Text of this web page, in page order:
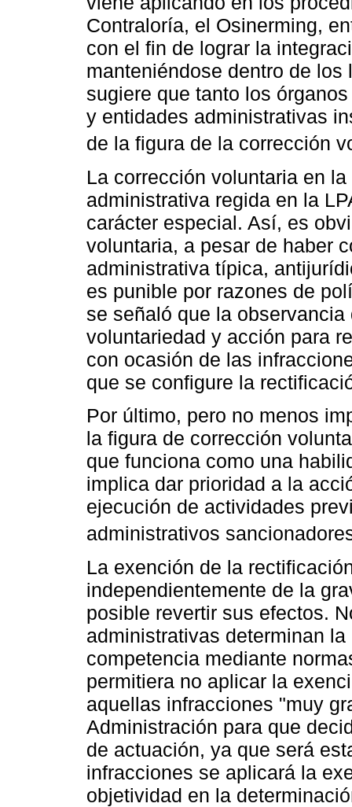
Contraloría, el Osinerming,
con el fin de lograr la
manteniéndose dentro de
sugiere que tanto los
y entidades administrativas
de la figura de la corrección
La corrección voluntaria en
administrativa regida en la
carácter especial. Así, es
voluntaria, a pesar de haber
administrativa típica,
es punible por razones de
se señaló que la
voluntariedad y acción para
con ocasión de las
que se configure la
Por último, pero no menos
la figura de corrección
que funciona como una
implica dar prioridad a la
ejecución de actividades
administrativos
La exención de la
independientemente de la
posible revertir sus efectos.
administrativas determinan
competencia mediante
permitiera no aplicar la
aquellas infracciones "muy
Administración para que
de actuación, ya que será
infracciones se aplicará la
objetividad en la